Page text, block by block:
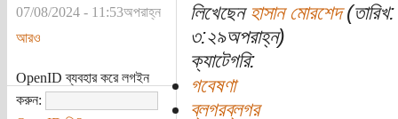
07/08/2024 - 11:53অপরাহ্ন
আরও
OpenID ব্যবহার করে লগইন
করুন:
লিখেছেন হাসান মোরশেদ
৩:২৯অপরাহ্ন)
ক্যাটেগরি:
গবেষণা
ব্লগরব্লগর